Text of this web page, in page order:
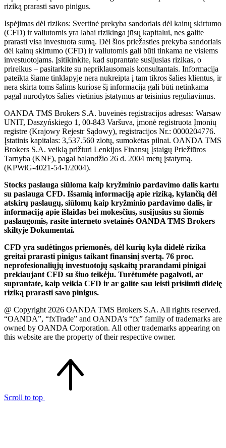
riziką prarasti savo pinigus.
Ispėjimas dėl rizikos: Svertinė prekyba sandoriais dėl kainų skirtumo
(CFD) ir valiutomis yra labai rizikinga jūsų kapitalui, nes galite
prarasti visa investuota sumą. Dėl šios priežasties prekyba sandoriais
dėl kainų skirtumo (CFD) ir valiutomis gali būti tinkama ne visiems
investuotojams. Įsitikinkite, kad suprantate susijusias rizikas, o
prireikus – pasitarkite su nepriklausomais konsultantais. Informacija
pateikta šiame tinklapyje nera nukreipta į tam tikros šalies klientus, ir
nera skirta toms šalims kuriose šį informacija gali būti netinkama
pagal nurodytos šalies vietinius įstatymus ar teisinius reguliavimus.
OANDA TMS Brokers S.A. buveinės registracijos adresas: Warsaw
UNIT, Daszyńskiego 1, 00-843 Varšuva, įmonė registruota Įmonių
registre (Krajowy Rejestr Sądowy), registracijos Nr.: 0000204776.
Įstatinis kapitalas: 3,537.560 zlotų, sumokėtas pilnai. OANDA TMS
Brokers S.A. veiklą prižiuri Lenkijos Finansų Įstaigų Priežiūros
Tarnyba (KNF), pagal balandžio 26 d. 2004 metų įstatymą.
(KPWiG-4021-54-1/2004).
Stocks paslauga siūloma kaip kryžminio pardavimo dalis kartu
su paslauga CFD. Išsamią informaciją apie riziką, kylančią dėl
atskirų paslaugų, siūlomų kaip kryžminio pardavimo dalis, ir
informaciją apie išlaidas bei mokesčius, susijusius su šiomis
paslaugomis, rasite interneto svetainės OANDA TMS Brokers
skiltyje Dokumentai.
CFD yra sudėtingos priemonės, dėl kurių kyla didelė rizika
greitai prarasti pinigus taikant finansinį svertą. 76 proc.
neprofesionaliųjų investuotojų sąskaitų prarandami pinigai
prekiaujant CFD su šiuo teikėju. Turėtumėte pagalvoti, ar
suprantate, kaip veikia CFD ir ar galite sau leisti prisiimti didelę
riziką prarasti savo pinigus.
@ Copyright 2026 OANDA TMS Brokers S.A. All rights reserved.
“OANDA”, “fxTrade” and OANDA’s “fx” family of trademarks are
owned by OANDA Corporation. All other trademarks appearing on
this website are the property of their respective owner.
Scroll to top